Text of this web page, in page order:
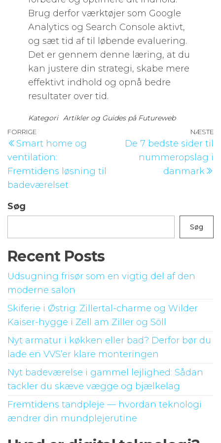
Brug derfor værktøjer som Google
Analytics og Search Console aktivt,
og sæt tid af til løbende evaluering.
Det er gennem denne læring, at du
kan justere din strategi, skabe mere
effektivt indhold og opnå bedre
resultater over tid.
Kategori Artikler og Guides på Futureweb
Indlægsnavigation
Forrige
indlæg
FORRIGE
Smart home og
ventilation:
Fremtidens løsning til
badeværelset
NÆSTE
De 7 bedste sider til
nummeropslag i
danmark
Søg
Søg
Recent Posts
Udsugning frisør som en vigtig del af den
moderne salon
Skiferie i Østrig: Zillertal-charme og Wilder
Kaiser-hygge i Zell am Ziller og Söll
Nyt armatur i køkken eller bad? Derfor bør du
lade en VVS’er klare monteringen
Nyt badeværelse i gammel lejlighed: Sådan
tackler du skæve vægge og bjælkelag
Fremtidens tandpleje — hvordan teknologi
ændrer din mundplejerutine